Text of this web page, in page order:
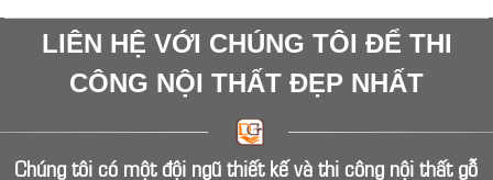
LIÊN HỆ VỚI CHÚNG TÔI ĐỂ THI
CÔNG NỘI THẤT ĐẸP NHẤT
Chúng tôi có một đội ngũ thiết kế và thi công nội thất gỗ